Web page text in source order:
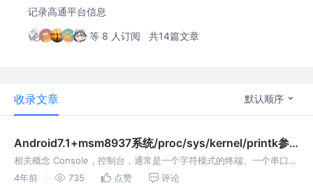
记录高通平台信息
等 8 人订阅 共14篇文章
收录文章 默认顺序
Android7.1+msm8937系统/proc/sys/kernel/printk参
数介绍及日志打印设置
相关概念 Console，控制台，通常是一个字符模式的终端、一个串口打
印机或是一个并口打印机。我们这里是指串口。 显示系统消息的终端就
4年前 735 点赞 评论